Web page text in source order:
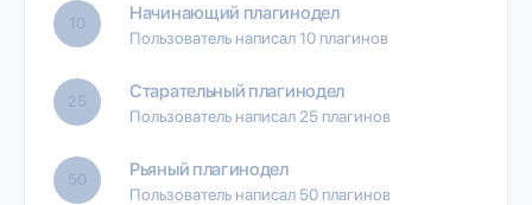
10 Начинающий плагинодел
Пользователь написал 10 плагинов
25 Старательный плагинодел
Пользователь написал 25 плагинов
50 Рьяный плагинодел
Пользователь написал 50 плагинов